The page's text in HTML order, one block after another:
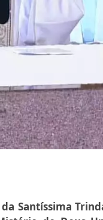
Santíssima